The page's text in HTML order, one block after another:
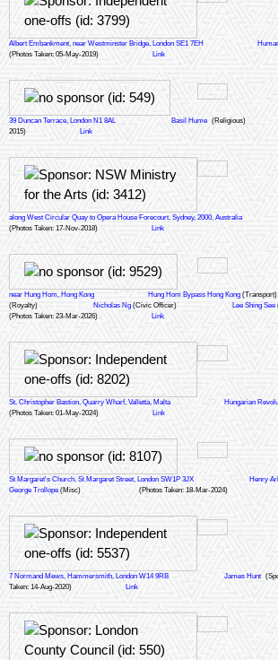
Albert Embankment, near Westminster Bridge, London SE1 7EH
(Photos Taken: 05-May-2019)
Link
39 Duncan Terrace, London N1 8AL Basil Hume (Religious)
2015)
Link
along West Circular Quay to Opera House Forecourt, Sydney, 2000, Australia
(Photos Taken: 17-Nov-2018)
Link
near Hung Hom, Hong Kong Hung Hom Bypass Hong Kong (Transport)
(Royalty)
Nicholas Ng (Civic Officer) Lee Shing See
(Photos Taken: 23-Mar-2026)
Link
St. Christopher Bastion, Quarry Wharf, Valletta, Malta Hungarian
(Photos Taken: 01-May-2024)
Link
St Margaret's Church, St Margaret Street, London SW1P 3JX Henry
George Trollope(Misc) (Photos Taken: 18-Mar-2024)
7 Normand Mews, Hammersmith, London W14 9RB James Hunt
Taken: 14-Aug-2020)
Link